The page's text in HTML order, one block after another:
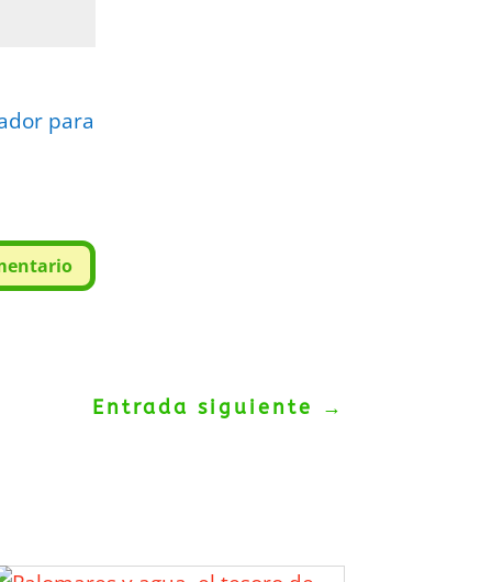
para
Entrada siguiente →